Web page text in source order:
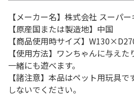
【メーカー名】株式会社 スーパ
【原産国または製造地】中国
【商品使用時サイズ】
【使用方法】ワンちゃんに与え
一緒にも遊べます。
【諸注意】本品はペット用玩具
しないでください。